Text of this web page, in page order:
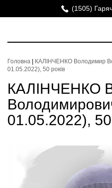
(1505)
Головна
КАЛІНЧЕНКО Володимир
01.05.2022), 50 років
КАЛІНЧЕНКО
01.05.2022), 50